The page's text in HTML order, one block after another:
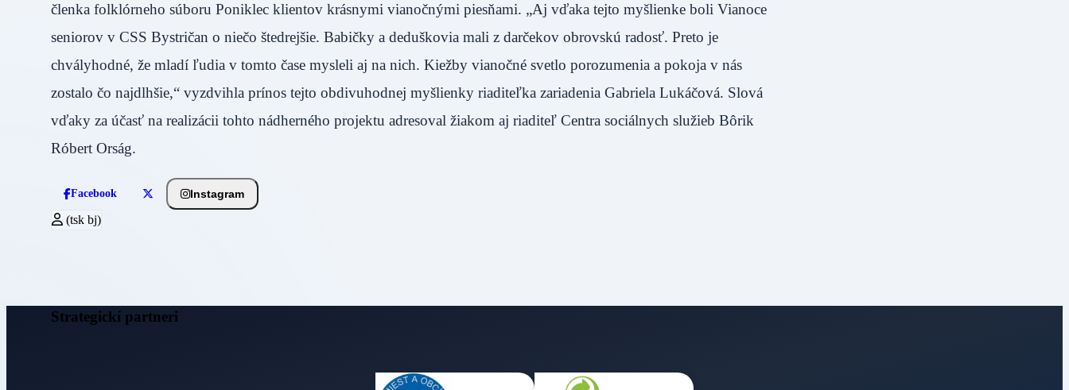
členka folklórneho súboru Poniklec klientov krásnymi vianočnými piesňami. „Aj vďaka tejto myšlienke boli Vianoce
seniorov v CSS Bystričan o niečo štedrejšie. Babičky a deduškovia mali z darčekov obrovskú radosť. Preto je
chvályhodné, že mladí ľudia v tomto čase mysleli aj na nich. Kiežby vianočné svetlo porozumenia a pokoja v nás
zostalo čo najdlhšie,“ vyzdvihla prínos tejto obdivuhodnej myšlienky riaditeľka zariadenia Gabriela Lukáčová. Slová
vďaky za účasť na realizácii tohto nádherného projektu adresoval žiakom aj riaditeľ Centra sociálnych služieb Bôrik
Róbert Orság.
Facebook Instagram
(tsk bj)
Strategickí partneri